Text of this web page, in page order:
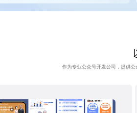
作为专业公众号开发公司，提供